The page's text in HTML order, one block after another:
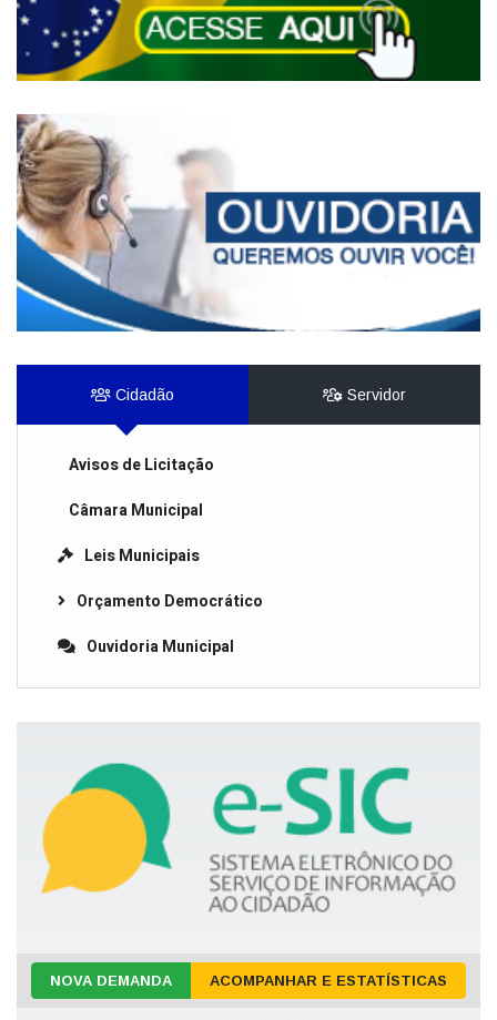
Cidadão Servidor
Avisos de Licitação
Câmara Municipal
Leis Municipais
Orçamento Democrático
Ouvidoria Municipal
NOVA DEMANDA ACOMPANHAR E ESTATÍSTICAS